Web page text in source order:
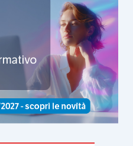
presentare a gennaio
della presentazione
con i seguenti
5.000; 6099/2016
aggiunta degli interessi
(8904) da